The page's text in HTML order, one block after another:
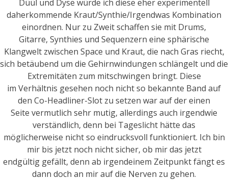
Düül und Dyse würde ich diese eher experimentell
daherkommende Kraut/Synthie/Irgendwas Kombination
einordnen. Nur zu Zweit schaffen sie mit Drums,
Gitarre, Synthies und Sequenzern eine sphärische
Klangwelt zwischen Space und Kraut, die nach Gras riecht,
sich betäubend um die Gehirnwindungen schlängelt und die
Extremitäten zum mitschwingen bringt. Diese
im Verhältnis gesehen noch nicht so bekannte Band auf
den Co-Headliner-Slot zu setzen war auf der einen
Seite vermutlich sehr mutig, allerdings auch irgendwie
verständlich, denn bei Tageslicht hätte das
möglicherweise nicht so eindrucksvoll funktioniert. Ich bin
mir bis jetzt noch nicht sicher, ob mir das jetzt
endgültig gefällt, denn ab irgendeinem Zeitpunkt fängt es
dann doch an mir auf die Nerven zu gehen.